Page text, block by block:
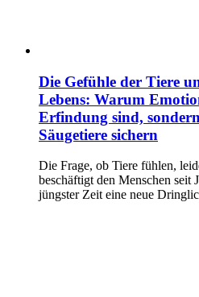
Die Gefühle der Tiere
Lebens: Warum
Erfindung sind,
Säugetiere sichern
Die Frage, ob Tiere fühlen,
beschäftigt den Menschen seit
jüngster Zeit eine neue